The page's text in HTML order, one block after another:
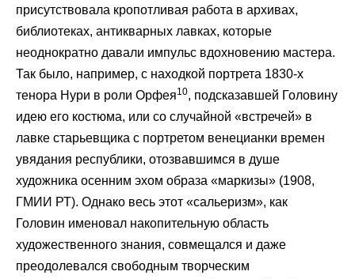
присутствовала кропотливая работа в архивах,
библиотеках, антикварных лавках, которые
неоднократно давали импульс вдохновению мастера.
Так было, например, с находкой портрета 1830-х
тенора Нури в роли Орфея10, подсказавшей Головину
идею его костюма, или со случайной «встречей» в
лавке старьевщика с портретом венецианки времен
увядания республики, отозвавшимся в душе
художника осенним эхом образа «маркизы» (1908,
ГМИИ РТ). Однако весь этот «сальеризм», как
Головин именовал накопительную область
художественного знания, совмещался и даже
преодолевался свободным творческим